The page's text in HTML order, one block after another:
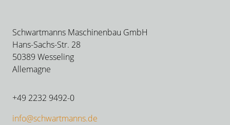
Schwartmanns Maschinenbau GmbH
Hans-Sachs-Str. 28
50389 Wesseling
Allemagne
+49 2232 9492-0
info@schwartmanns.de